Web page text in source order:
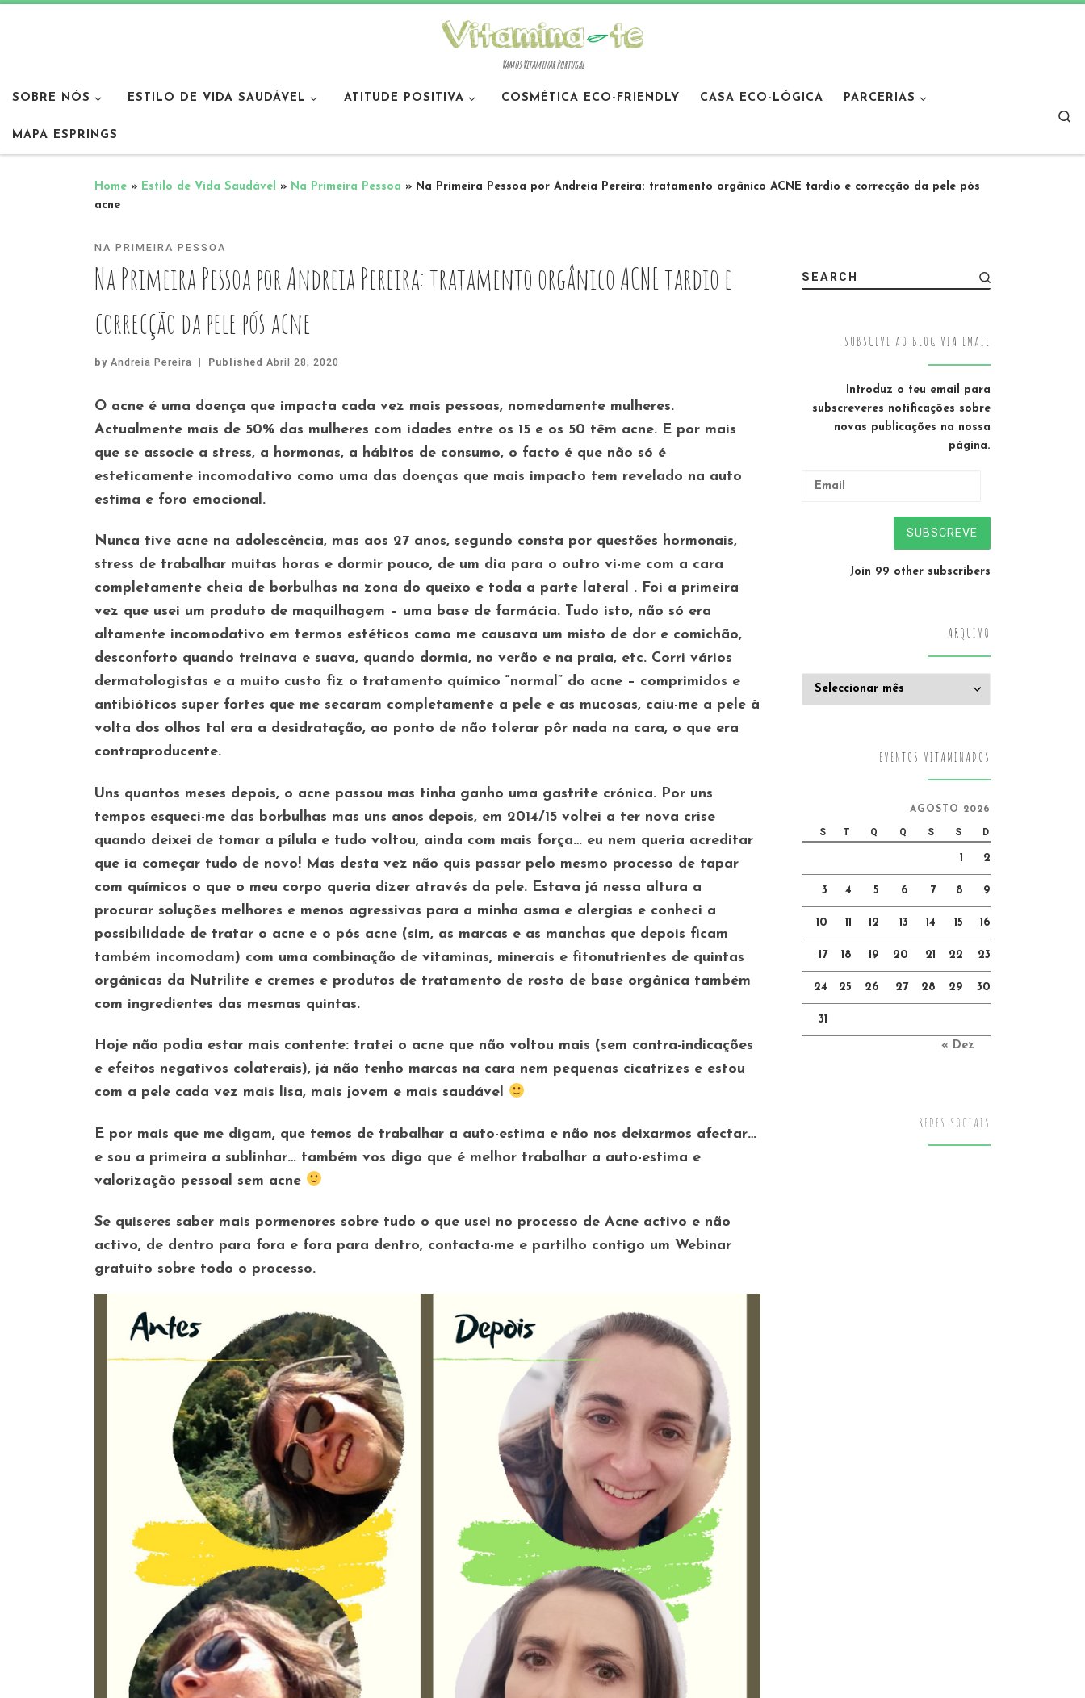
Vamos Vitaminar Portugal
SOBRE NÓS ESTILO DE VIDA SAUDÁVEL ATITUDE POSITIVA COSMÉTICA ECO-FRIENDLY CASA ECO-LÓGICA PARCERIAS
MAPA ESPRINGS
Home » Estilo de Vida Saudável » Na Primeira Pessoa » Na Primeira Pessoa por Andreia Pereira: tratamento orgânico ACNE tardio e correcção da pele pós
acne
NA PRIMEIRA PESSOA
Na Primeira Pessoa por Andreia Pereira: tratamento orgânico ACNE tardio e
correcção da pele pós acne
by Andreia Pereira | Published Abril 28, 2020
O acne é uma doença que impacta cada vez mais pessoas, nomedamente mulheres.
Actualmente mais de 50% das mulheres com idades entre os 15 e os 50 têm acne. E por mais
que se associe a stress, a hormonas, a hábitos de consumo, o facto é que não só é
esteticamente incomodativo como uma das doenças que mais impacto tem revelado na auto
estima e foro emocional.
Nunca tive acne na adolescência, mas aos 27 anos, segundo consta por questões hormonais,
stress de trabalhar muitas horas e dormir pouco, de um dia para o outro vi-me com a cara
completamente cheia de borbulhas na zona do queixo e toda a parte lateral . Foi a primeira
vez que usei um produto de maquilhagem – uma base de farmácia. Tudo isto, não só era
altamente incomodativo em termos estéticos como me causava um misto de dor e comichão,
desconforto quando treinava e suava, quando dormia, no verão e na praia, etc. Corri vários
dermatologistas e a muito custo fiz o tratamento químico “normal” do acne – comprimidos e
antibióticos super fortes que me secaram completamente a pele e as mucosas, caiu-me a pele à
volta dos olhos tal era a desidratação, ao ponto de não tolerar pôr nada na cara, o que era
contraproducente.
Uns quantos meses depois, o acne passou mas tinha ganho uma gastrite crónica. Por uns
tempos esqueci-me das borbulhas mas uns anos depois, em 2014/15 voltei a ter nova crise
quando deixei de tomar a pílula e tudo voltou, ainda com mais força… eu nem queria acreditar
que ia começar tudo de novo! Mas desta vez não quis passar pelo mesmo processo de tapar
com químicos o que o meu corpo queria dizer através da pele. Estava já nessa altura a
procurar soluções melhores e menos agressivas para a minha asma e alergias e conheci a
possibilidade de tratar o acne e o pós acne (sim, as marcas e as manchas que depois ficam
também incomodam) com uma combinação de vitaminas, minerais e fitonutrientes de quintas
orgânicas da Nutrilite e cremes e produtos de tratamento de rosto de base orgânica também
com ingredientes das mesmas quintas.
Hoje não podia estar mais contente: tratei o acne que não voltou mais (sem contra-indicações
e efeitos negativos colaterais), já não tenho marcas na cara nem pequenas cicatrizes e estou
com a pele cada vez mais lisa, mais jovem e mais saudável
E por mais que me digam, que temos de trabalhar a auto-estima e não nos deixarmos afectar…
e sou a primeira a sublinhar… também vos digo que é melhor trabalhar a auto-estima e
valorização pessoal sem acne
Se quiseres saber mais pormenores sobre tudo o que usei no processo de Acne activo e não
activo, de dentro para fora e fora para dentro, contacta-me e partilho contigo um Webinar
gratuito sobre todo o processo.
SEARCH
SUBSCEVE AO BLOG VIA EMAIL
Introduz o teu email para
subscreveres notificações sobre
novas publicações na nossa
página.
SUBSCREVE
Join 99 other subscribers
ARQUIVO
EVENTOS VITAMINADOS
AGOSTO 2026
S T Q Q S S D
1 2
3 4 5 6 7 8 9
10 11 12 13 14 15 16
17 18 19 20 21 22 23
24 25 26 27 28 29 30
31
« Dez
REDES SOCIAIS